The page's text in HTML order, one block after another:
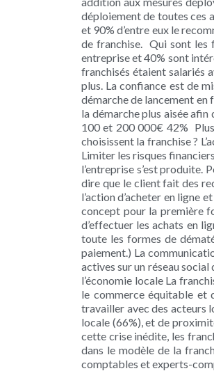
déploiement de toutes ces
et 90% d’entre eux le
de franchise. Qui sont les
entreprise et 40% sont
franchisés étaient salariés
plus. La confiance est de
démarche de lancement
la démarche plus aisée
100 et 200 000€ 42%
choisissent la franchise ?
Limiter les risques
l’entreprise s’est produite.
dire que le client fait des
l’action d’acheter en ligne
concept pour la première
d’effectuer les achats en
toute les formes de
paiement.) La
actives sur un réseau social
l’économie locale La
le commerce équitable et
travailler avec des acteurs
locale (66%), et de
cette crise inédite, les
dans le modèle de la
comptables et experts-